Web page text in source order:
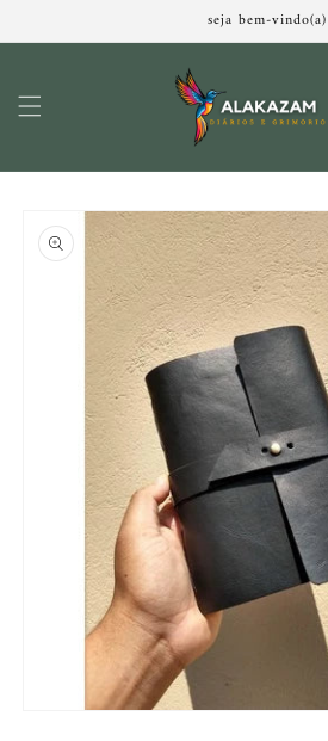
conteúdo
seja bem-vindo(a)
informações
do produto